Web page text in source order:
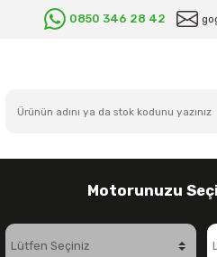
0850 346 28 42
Motorunuzu